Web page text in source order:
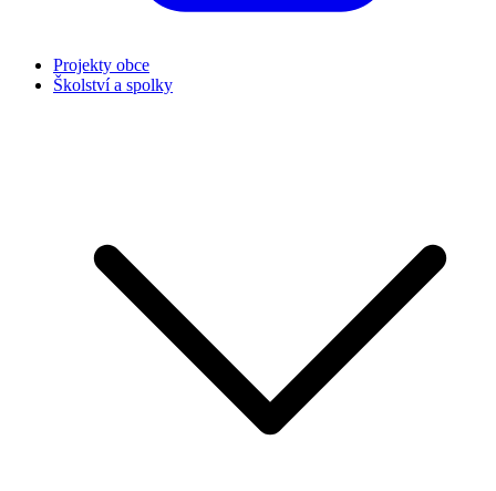
Projekty obce
Školství a spolky